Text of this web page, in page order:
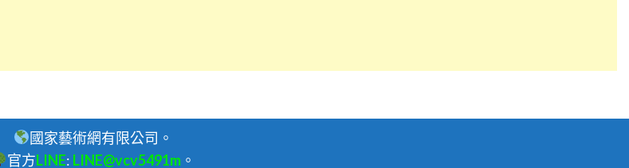
國家藝術網有限公司。
官方LINE: LINE@vcv5491m 。